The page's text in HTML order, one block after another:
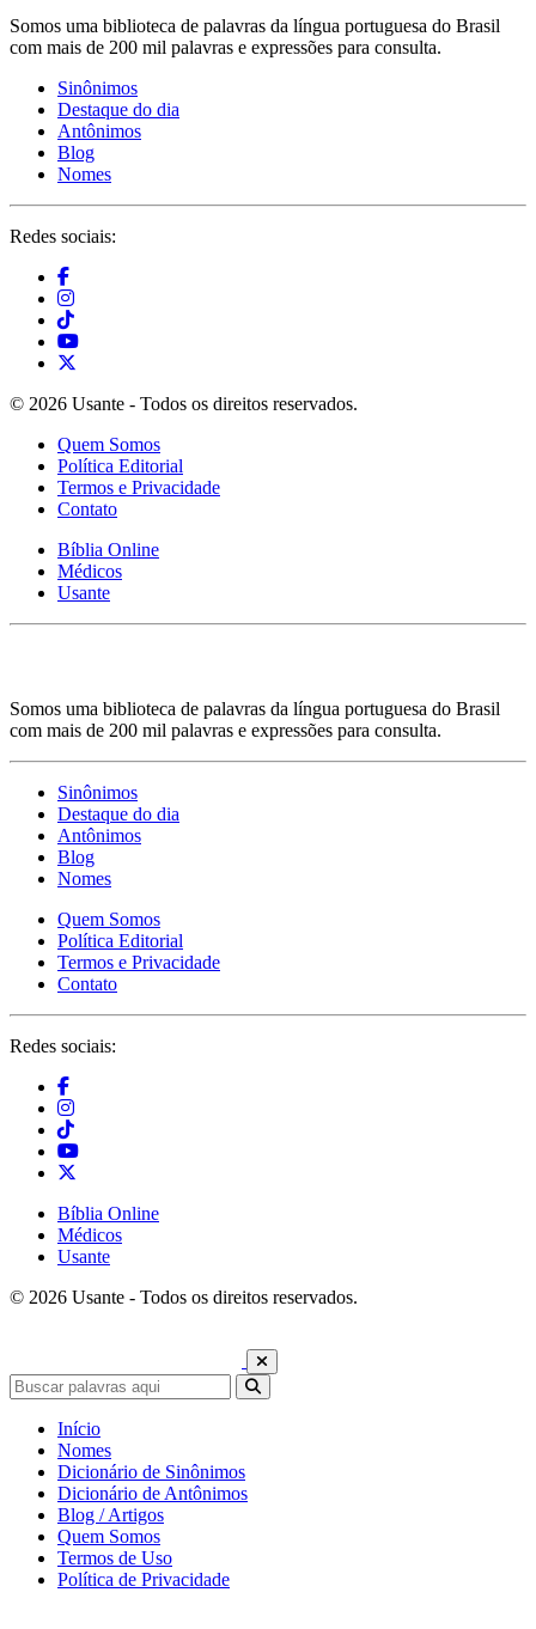
Somos uma biblioteca de palavras da língua portuguesa do Brasil
com mais de 200 mil palavras e expressões para consulta.
Sinônimos
Destaque do dia
Antônimos
Blog
Nomes
Redes sociais:
© 2026 Usante - Todos os direitos reservados.
Quem Somos
Política Editorial
Termos e Privacidade
Contato
Bíblia Online
Médicos
Usante
Somos uma biblioteca de palavras da língua portuguesa do Brasil
com mais de 200 mil palavras e expressões para consulta.
Sinônimos
Destaque do dia
Antônimos
Blog
Nomes
Quem Somos
Política Editorial
Termos e Privacidade
Contato
Redes sociais:
Bíblia Online
Médicos
Usante
© 2026 Usante - Todos os direitos reservados.
Início
Nomes
Dicionário de Sinônimos
Dicionário de Antônimos
Blog / Artigos
Quem Somos
Termos de Uso
Política de Privacidade